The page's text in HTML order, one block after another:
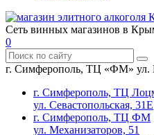
Сеть винных магазинов в
0
г. Симферополь, ТЦ «ФМ» ул.
г. Симферополь, ТЦ
ул. Севастопольская, 31Е
г. Симферополь, ТЦ ФМ
ул. Механизаторов, 51